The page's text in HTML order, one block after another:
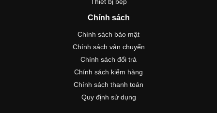
Thiết bị bếp
Chính sách
Chính sách bảo mật
Chính sách vận chuyển
Chính sách đổi trả
Chính sách kiểm hàng
Chính sách thanh toán
Quy định sử dụng